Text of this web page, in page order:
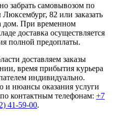
забрать самовывозом по
Люксембург, 82 или заказать
дом. При временном
доставка осуществляется
полной предоплаты.
доставляем заказы
время прибытия курьера
индивидуально.
нюансы оказания услуги
контактным телефонам: +7
41-59-00.